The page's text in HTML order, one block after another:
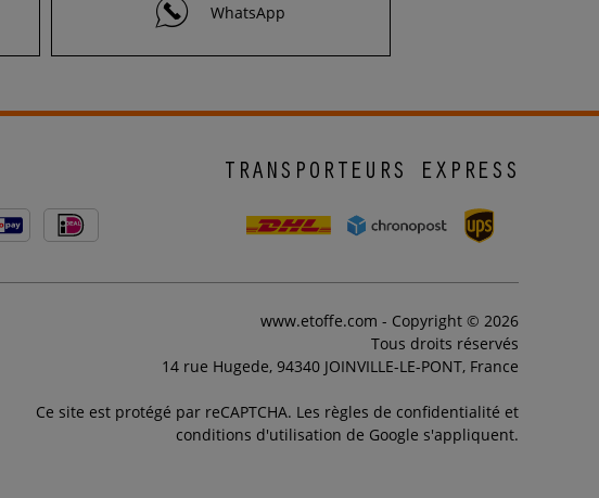
WhatsApp
TRANSPORTEURS EXPRESS
www.etoffe.com - Copyright © 2026
Tous droits réservés
14 rue Hugede, 94340 JOINVILLE-LE-PONT, France
Ce site est protégé par reCAPTCHA. Les règles de confidentialité et
conditions d'utilisation de Google s'appliquent.